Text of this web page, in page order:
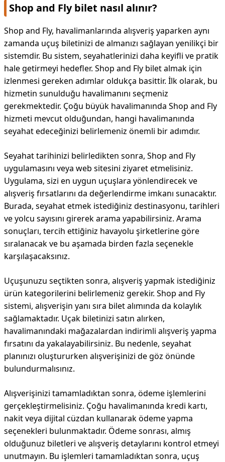
Shop and Fly bilet nasıl alınır?
Shop and Fly, havalimanlarında alışveriş yaparken aynı
zamanda uçuş biletinizi de almanızı sağlayan yenilikçi bir
sistemdir. Bu sistem, seyahatlerinizi daha keyifli ve pratik
hale getirmeyi hedefler. Shop and Fly bilet almak için
izlenmesi gereken adımlar oldukça basittir. İlk olarak, bu
hizmetin sunulduğu havalimanını seçmeniz
gerekmektedir. Çoğu büyük havalimanında Shop and Fly
hizmeti mevcut olduğundan, hangi havalimanında
seyahat edeceğinizi belirlemeniz önemli bir adımdır.
Seyahat tarihinizi belirledikten sonra, Shop and Fly
uygulamasını veya web sitesini ziyaret etmelisiniz.
Uygulama, sizi en uygun uçuşlara yönlendirecek ve
alışveriş fırsatlarını da değerlendirme imkanı sunacaktır.
Burada, seyahat etmek istediğiniz destinasyonu, tarihleri
ve yolcu sayısını girerek arama yapabilirsiniz. Arama
sonuçları, tercih ettiğiniz havayolu şirketlerine göre
sıralanacak ve bu aşamada birden fazla seçenekle
karşılaşacaksınız.
Uçuşunuzu seçtikten sonra, alışveriş yapmak istediğiniz
ürün kategorilerini belirlemeniz gerekir. Shop and Fly
sistemi, alışverişin yanı sıra bilet alımında da kolaylık
sağlamaktadır. Uçak biletinizi satın alırken,
havalimanındaki mağazalardan indirimli alışveriş yapma
fırsatını da yakalayabilirsiniz. Bu nedenle, seyahat
planınızı oluştururken alışverişinizi de göz önünde
bulundurmalısınız.
Alışverişinizi tamamladıktan sonra, ödeme işlemlerini
gerçekleştirmelisiniz. Çoğu havalimanında kredi kartı,
nakit veya dijital cüzdan kullanarak ödeme yapma
seçenekleri bulunmaktadır. Ödeme sonrası, almış
olduğunuz biletleri ve alışveriş detaylarını kontrol etmeyi
unutmayın. Bu işlemleri tamamladıktan sonra, uçuş